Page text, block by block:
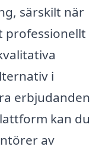
särskilt när
professionellt
i
erbjudanden
kan du
av